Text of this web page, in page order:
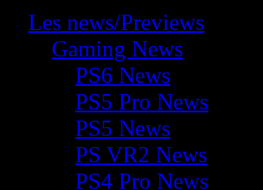
Les news/Previews
Gaming News
PS6 News
PS5 Pro News
PS5 News
PS VR2 News
PS4 Pro News